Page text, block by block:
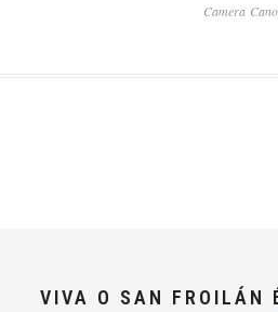
Camera
VIVA O SAN FROILÁN